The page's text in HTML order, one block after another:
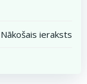
Nākošais ieraksts